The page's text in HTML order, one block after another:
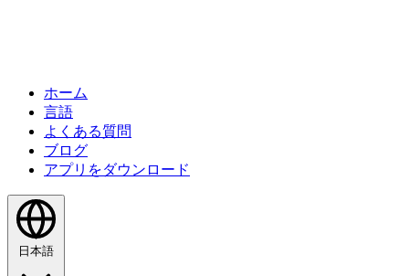
ホーム
言語
よくある質問
ブログ
アプリをダウンロード
日本語